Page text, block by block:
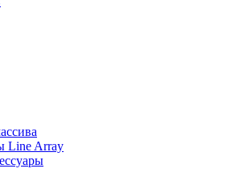
Line Array